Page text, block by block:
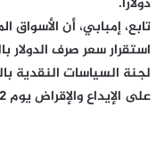
تابع، إمبابي، أن
استقرار سعر صرف
لجنة السياسات النقدية
على الإيداع والإقراض يوم 2 فبراير المقبل.